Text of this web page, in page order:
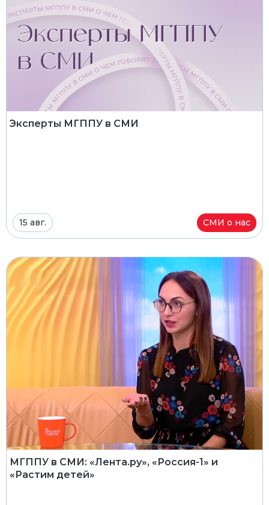
Эксперты МГППУ в СМИ
15 авг. СМИ о нас
МГППУ в СМИ: «Лента.ру», «Россия-1» и
«Растим детей»